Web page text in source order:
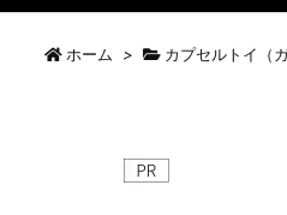
ホーム > カプセルトイ（